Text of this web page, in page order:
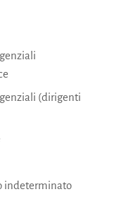
(dirigenti
indeterminato